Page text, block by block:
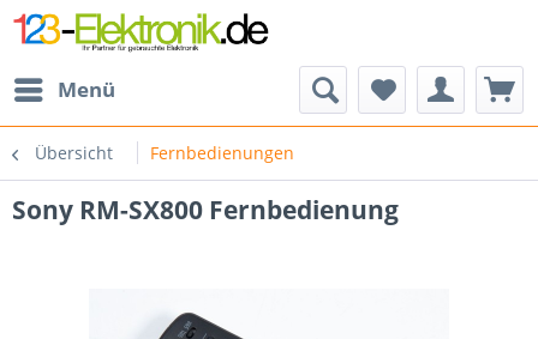
Menü
Übersicht Fernbedienungen
Sony RM-SX800 Fernbedienung